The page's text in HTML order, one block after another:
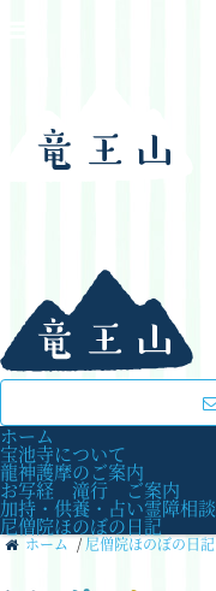
ホーム
宝池寺について
龍神護摩のご案内
お写経 滝行 ご案内
加持・供養・占い霊障相談
尼僧院ほのぼの日記
ホーム / 尼僧院ほのぼの日記